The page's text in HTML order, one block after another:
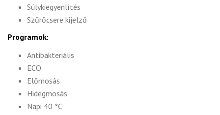
Súlykiegyenlítés
Szűrőcsere kijelző
Programok:
Antibakteriális
ECO
Előmosás
Hidegmosás
Napi 40 °C